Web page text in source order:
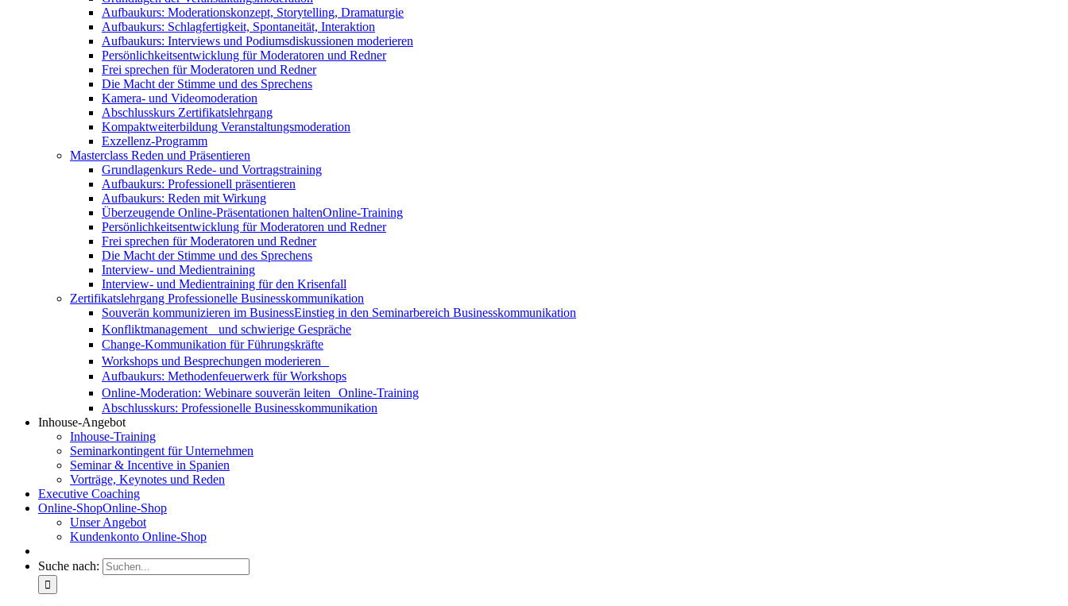
Aufbaukurs: Moderationskonzept, Storytelling, Dramaturgie
Aufbaukurs: Schlagfertigkeit, Spontaneität, Interaktion
Aufbaukurs: Interviews und Podiumsdiskussionen moderieren
Persönlichkeitsentwicklung für Moderatoren und Redner
Frei sprechen für Moderatoren und Redner
Die Macht der Stimme und des Sprechens
Kamera- und Videomoderation
Abschlusskurs Zertifikatslehrgang
Kompaktweiterbildung Veranstaltungsmoderation
Exzellenz-Programm
Masterclass Reden und Präsentieren
Grundlagenkurs Rede- und Vortragstraining
Aufbaukurs: Professionell präsentieren
Aufbaukurs: Reden mit Wirkung
Überzeugende Online-Präsentationen haltenOnline-Training
Persönlichkeitsentwicklung für Moderatoren und Redner
Frei sprechen für Moderatoren und Redner
Die Macht der Stimme und des Sprechens
Interview- und Medientraining
Interview- und Medientraining für den Krisenfall
Zertifikatslehrgang Professionelle Businesskommunikation
Souverän kommunizieren im BusinessEinstieg in den Seminarbereich Businesskommunikation
Konfliktmanagement und schwierige Gespräche
Change-Kommunikation für Führungskräfte
Workshops und Besprechungen moderieren
Aufbaukurs: Methodenfeuerwerk für Workshops
Online-Moderation: Webinare souverän leiten Online-Training
Abschlusskurs: Professionelle Businesskommunikation
Inhouse-Angebot
Inhouse-Training
Seminarkontingent für Unternehmen
Seminar & Incentive in Spanien
Vorträge, Keynotes und Reden
Executive Coaching
Online-ShopOnline-Shop
Unser Angebot
Kundenkonto Online-Shop
Suche nach: